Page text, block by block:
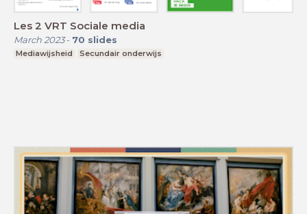
Les 2 VRT Sociale media
March 2023- 70 slides
Mediawijsheid Secundair onderwijs